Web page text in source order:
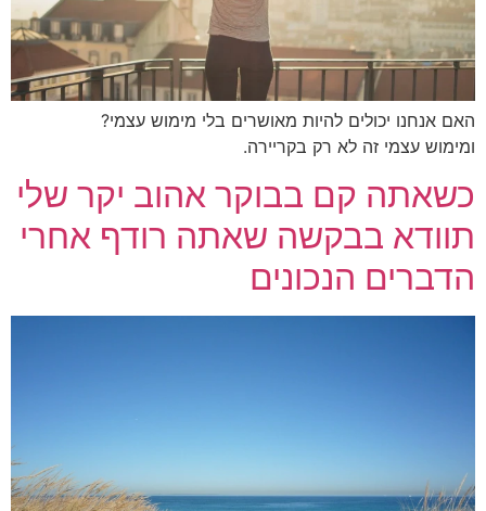
האם אנחנו יכולים להיות מאושרים בלי מימוש עצמי?
ומימוש עצמי זה לא רק בקריירה.
כשאתה קם בבוקר אהוב יקר שלי
תוודא בבקשה שאתה רודף אחרי
הדברים הנכונים